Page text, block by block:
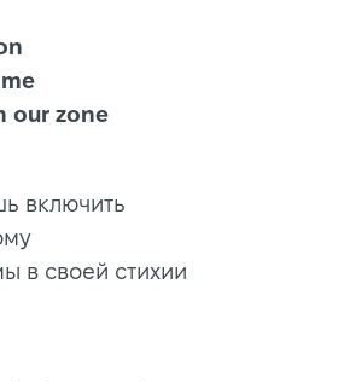
bones
I turn it on
my home
in our zone
включить
в своей стихии
pocket
my feet